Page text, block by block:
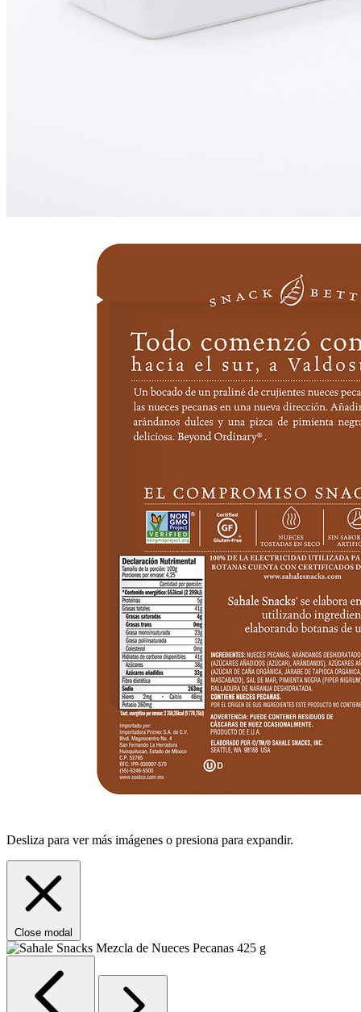
Desliza para ver más imágenes o presiona para expandir.
Close modal